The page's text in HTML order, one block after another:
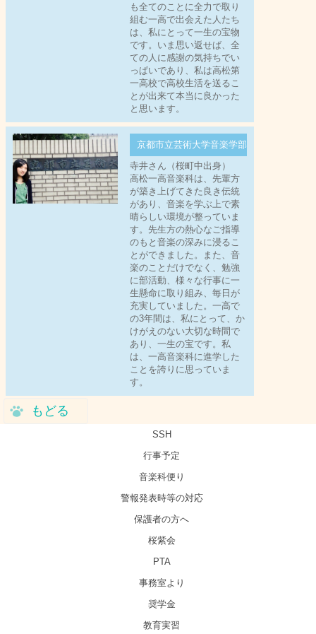
も全てのことに全力で取り
組む一高で出会えた人たち
は、私にとって一生の宝物
です。いま思い返せば、全
ての人に感謝の気持ちでい
っぱいであり、私は高松第
一高校で高校生活を送るこ
とが出来て本当に良かった
と思います。
京都市立芸術大学音楽学部
寺井さん（桜町中出身）
高松一高音楽科は、先輩方
が築き上げてきた良き伝統
があり、音楽を学ぶ上で素
晴らしい環境が整っていま
す。先生方の熱心なご指導
のもと音楽の深みに浸るこ
とができました。また、音
楽のことだけでなく、勉強
に部活動、様々な行事に一
生懸命に取り組み、毎日が
充実していました。一高で
の3年間は、私にとって、か
けがえのない大切な時間で
あり、一生の宝です。私
は、一高音楽科に進学した
ことを誇りに思っていま
す。
もどる
SSH
行事予定
音楽科便り
警報発表時等の対応
保護者の方へ
桜紫会
PTA
事務室より
奨学金
教育実習